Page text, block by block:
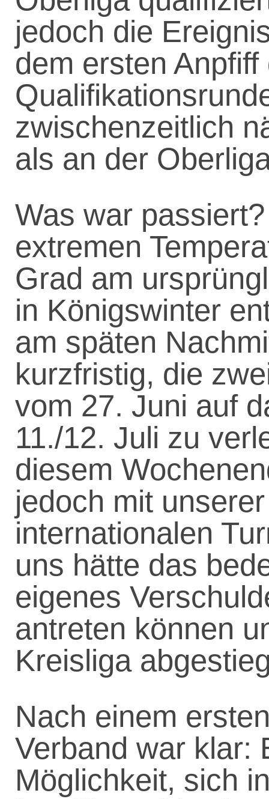
jedoch die
dem ersten
zwischenzeitlich
als an der
Was war
extremen
Grad am
in Königswinter
am späten
kurzfristig, die
vom 27. Juni auf
11./12. Juli zu
diesem
jedoch mit
internationalen
uns hätte das
eigenes
antreten können
Kreisliga
Nach einem
Verband war klar:
Möglichkeit, sich